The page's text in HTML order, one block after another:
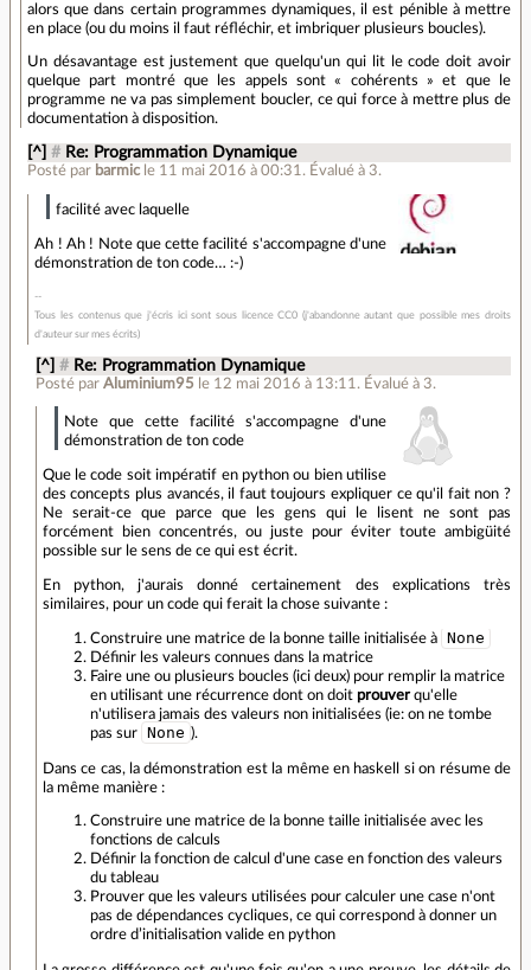
alors que dans certain programmes dynamiques, il est pénible à mettre
en place (ou du moins il faut réfléchir, et imbriquer plusieurs boucles).
Un désavantage est justement que quelqu'un qui lit le code doit avoir
quelque part montré que les appels sont « cohérents » et que le
programme ne va pas simplement boucler, ce qui force à mettre plus de
documentation à disposition.
[^] # Re: Programmation Dynamique
Posté par barmic le 11 mai 2016 à 00:31 . Évalué à 3.
facilité avec laquelle
Ah ! Ah ! Note que cette facilité s'accompagne d'une
démonstration de ton code… :-)
Tous les contenus que j'écris ici sont sous licence CC0 (j'abandonne autant que possible mes droits
d'auteur sur mes écrits)
[^] # Re: Programmation Dynamique
Posté par Aluminium95 le 12 mai 2016 à 13:11 . Évalué à 3.
Note que cette facilité s'accompagne d'une
démonstration de ton code
Que le code soit impératif en python ou bien utilise
des concepts plus avancés, il faut toujours expliquer ce qu'il fait non ?
Ne serait-ce que parce que les gens qui le lisent ne sont pas
forcément bien concentrés, ou juste pour éviter toute ambigüité
possible sur le sens de ce qui est écrit.
En python, j'aurais donné certainement des explications très
similaires, pour un code qui ferait la chose suivante :
Construire une matrice de la bonne taille initialisée à None
Définir les valeurs connues dans la matrice
Faire une ou plusieurs boucles (ici deux) pour remplir la matrice
en utilisant une récurrence dont on doit prouverqu'elle
n'utilisera jamais des valeurs non initialisées (ie: on ne tombe
pas sur
None ).
Dans ce cas, la démonstration est la même en haskell si on résume de
la même manière :
Construire une matrice de la bonne taille initialisée avec les
fonctions de calculs
Définir la fonction de calcul d'une case en fonction des valeurs
du tableau
Prouver que les valeurs utilisées pour calculer une case n'ont
pas de dépendances cycliques, ce qui correspond à donner un
ordre d’initialisation valide en python